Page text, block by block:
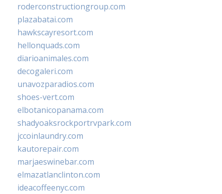
roderconstructiongroup.com
plazabatai.com
hawkscayresort.com
hellonquads.com
diarioanimales.com
decogaleri.com
unavozparadios.com
shoes-vert.com
elbotanicopanama.com
shadyoaksrockportrvpark.com
jccoinlaundry.com
kautorepair.com
marjaeswinebar.com
elmazatlanclinton.com
ideacoffeenyc.com